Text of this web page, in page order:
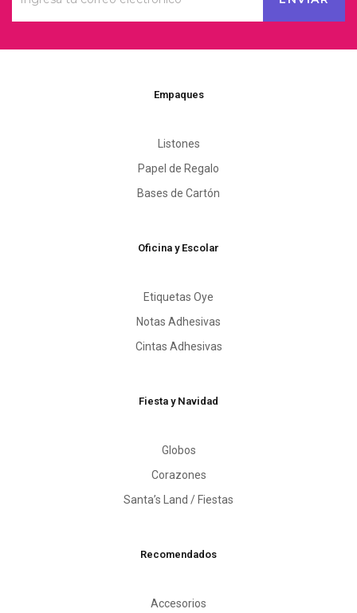
Empaques
Listones
Papel de Regalo
Bases de Cartón
Oficina y Escolar
Etiquetas Oye
Notas Adhesivas
Cintas Adhesivas
Fiesta y Navidad
Globos
Corazones
Santa’s Land / Fiestas
Recomendados
Accesorios